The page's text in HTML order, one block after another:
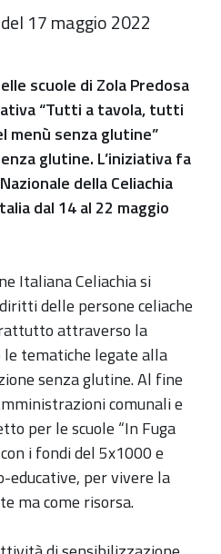
17 maggio 2022
scuole di Zola Predosa
“Tutti a tavola, tutti
menù senza glutine”
glutine. L’iniziativa fa
della Celiachia
dal 14 al 22 maggio
Italiana Celiachia si
delle persone celiache
attraverso la
tematiche legate alla
senza glutine. Al fine
comunali e
per le scuole “In Fuga
i fondi del 5x1000 e
educative, per vivere la
ma come risorsa.